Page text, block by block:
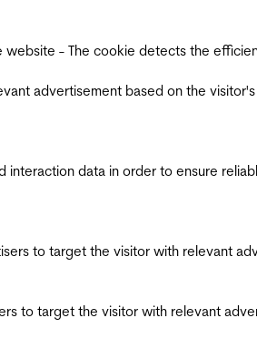
- The cookie detects the
advertisement based on the
data in order to ensure
to target the visitor with relevant
to target the visitor with relevant